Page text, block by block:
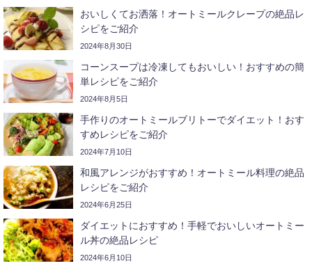
おいしくてお洒落！オートミールクレープの絶品レ
シピをご紹介
2024年8月30日
コーンスープは冷凍してもおいしい！おすすめの簡
単レシピをご紹介
2024年8月5日
手作りのオートミールブリトーでダイエット！おす
すめレシピをご紹介
2024年7月10日
和風アレンジがおすすめ！オートミール料理の絶品
レシピをご紹介
2024年6月25日
ダイエットにおすすめ！手軽でおいしいオートミー
ル丼の絶品レシピ
2024年6月10日